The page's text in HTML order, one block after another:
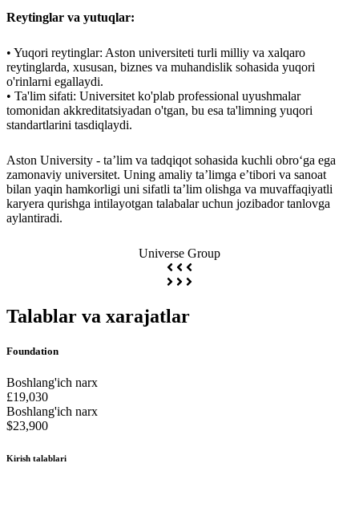
Reytinglar va yutuqlar:
• Yuqori reytinglar: Aston universiteti turli milliy va xalqaro
reytinglarda, xususan, biznes va muhandislik sohasida yuqori
o'rinlarni egallaydi.
• Ta'lim sifati: Universitet ko'plab professional uyushmalar
tomonidan akkreditatsiyadan o'tgan, bu esa ta'limning yuqori
standartlarini tasdiqlaydi.
Aston University - ta’lim va tadqiqot sohasida kuchli obro‘ga ega
zamonaviy universitet. Uning amaliy ta’limga e’tibori va sanoat
bilan yaqin hamkorligi uni sifatli ta’lim olishga va muvaffaqiyatli
karyera qurishga intilayotgan talabalar uchun jozibador tanlovga
aylantiradi.
Universe Group
Talablar va xarajatlar
Foundation
Boshlang'ich narx
£19,030
Boshlang'ich narx
$23,900
Kirish talablari